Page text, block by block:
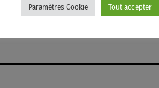
Paramètres Cookie Tout accepter